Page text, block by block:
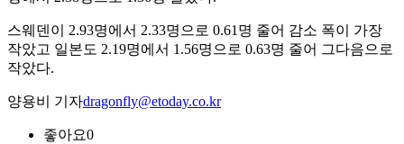
스웨덴이 2.93명에서 2.33명으로 0.61명 줄어 감소 폭이 가장
작았고 일본도 2.19명에서 1.56명으로 0.63명 줄어 그다음으로
작았다.
양용비 기자dragonfly@etoday.co.kr
좋아요0